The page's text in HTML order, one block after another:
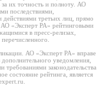
за их точность и полноту. АО
последствиями,
третьих лиц, прямо
«Эксперт РА» рейтинговыми
в пресс-релизах,
АО «Эксперт РА» вправе
уведомления,
требованиями законодательства
состояние рейтинга, является